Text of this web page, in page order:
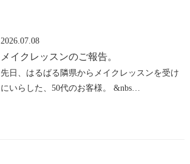
2026.07.08
メイクレッスンのご報告。
先日、はるばる隣県からメイクレッスンを受け
にいらした、50代のお客様。 &nbs…